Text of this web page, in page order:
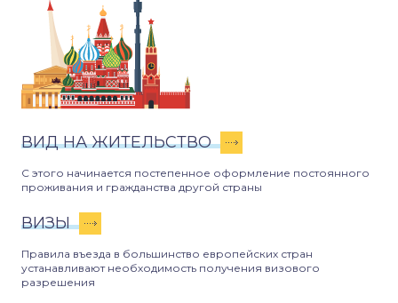
ВИД НА ЖИТЕЛЬСТВО
С этого начинается постепенное оформление постоянного
проживания и гражданства другой страны
ВИЗЫ
Правила въезда в большинство европейских стран
устанавливают необходимость получения визового
разрешения